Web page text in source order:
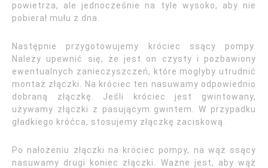
powietrza, ale jednocześnie na tyle wysoko, aby nie
pobierał mułu z dna.
Następnie przygotowujemy króciec ssący pompy.
Należy upewnić się, że jest on czysty i pozbawiony
ewentualnych zanieczyszczeń, które mogłyby utrudnić
montaż złączki. Na króciec ten nasuwamy odpowiednio
dobraną złączkę. Jeśli króciec jest gwintowany,
używamy złączki z pasującym gwintem. W przypadku
gładkiego króćca, stosujemy złączkę zaciskową.
Po nałożeniu złączki na króciec pompy, na wąż ssący
nasuwamy drugi koniec złączki. Ważne jest, aby wąż